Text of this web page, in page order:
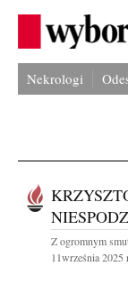
Nekrologi
Z ogromnym
11września 2025